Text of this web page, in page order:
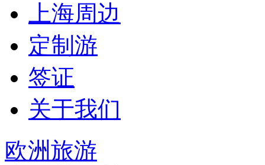
上海周边
定制游
签证
关于我们
欧洲旅游